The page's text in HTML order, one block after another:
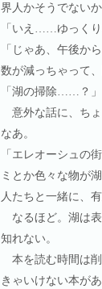
界人かそうでない
「いえ……ゆっくり
「じゃあ、午後か
数が減っちゃって
「湖の掃除……？」
意外な話に、ち
なあ。
「エレオーシュの
ミとか色々な物が
人たちと一緒に、
なるほど。湖は表
知れない。
本を読む時間は
きゃいけない本が